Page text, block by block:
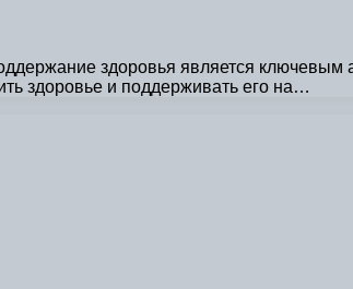
здоровья является ключевым
здоровье и поддерживать его на…